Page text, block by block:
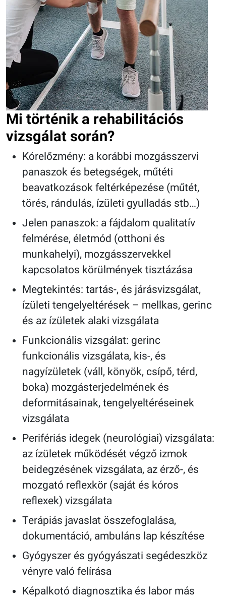
Mi történik a rehabilitációs
vizsgálat során?
Kórelőzmény: a korábbi mozgásszervi
panaszok és betegségek, műtéti
beavatkozások feltérképezése (műtét,
törés, rándulás, ízületi gyulladás stb…)
Jelen panaszok: a fájdalom qualitatív
felmérése, életmód (otthoni és
munkahelyi), mozgásszervekkel
kapcsolatos körülmények tisztázása
Megtekintés: tartás-, és járásvizsgálat,
ízületi tengelyeltérések – mellkas, gerinc
és az ízületek alaki vizsgálata
Funkcionális vizsgálat: gerinc
funkcionális vizsgálata, kis-, és
nagyízületek (váll, könyök, csípő, térd,
boka) mozgásterjedelmének és
deformitásainak, tengelyeltéréseinek
vizsgálata
Perifériás idegek (neurológiai) vizsgálata:
az ízületek működését végző izmok
beidegzésének vizsgálata, az érző-, és
mozgató reflexkör (saját és kóros
reflexek) vizsgálata
Terápiás javaslat összefoglalása,
dokumentáció, ambuláns lap készítése
Gyógyszer és gyógyászati segédeszköz
vényre való felírása
Képalkotó diagnosztika és labor más